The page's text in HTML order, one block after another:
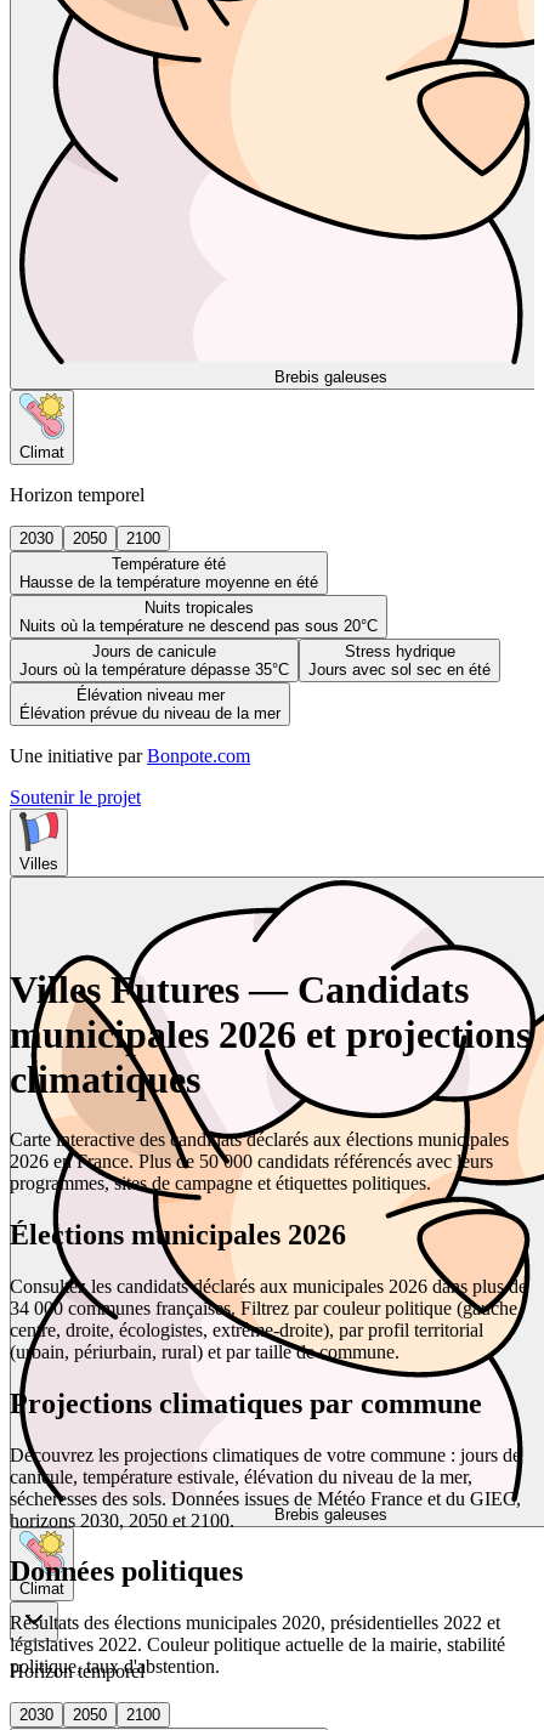
Brebis galeuses
Climat
Horizon temporel
2030 2050
2100
Température été
Hausse de la température moyenne en été
Nuits tropicales
Nuits où la température ne descend pas sous 20°C
Jours de canicule
Jours où la température dépasse 35°C
Stress hydrique
Jours avec sol sec en été
Élévation niveau mer
Élévation prévue du niveau de la mer
Une initiative par Bonpote.com
Soutenir le projet
Villes
Brebis galeuses
Climat
Horizon temporel
2030 2050
2100
Villes Futures — Candidats
municipales 2026 et projections
climatiques
Carte interactive des candidats déclarés aux élections municipales
2026 en France. Plus de 50 000 candidats référencés avec leurs
programmes, sites de campagne et étiquettes politiques.
Élections municipales 2026
Consultez les candidats déclarés aux municipales 2026 dans plus de
34 000 communes françaises. Filtrez par couleur politique (gauche,
centre, droite, écologistes, extrême-droite), par profil territorial
(urbain, périurbain, rural) et par taille de commune.
Projections climatiques par commune
Découvrez les projections climatiques de votre commune : jours de
canicule, température estivale, élévation du niveau de la mer,
sécheresses des sols. Données issues de Météo France et du GIEC,
horizons 2030, 2050 et 2100.
Données politiques
Résultats des élections municipales 2020, présidentielles 2022 et
législatives 2022. Couleur politique actuelle de la mairie, stabilité
politique, taux d'abstention.